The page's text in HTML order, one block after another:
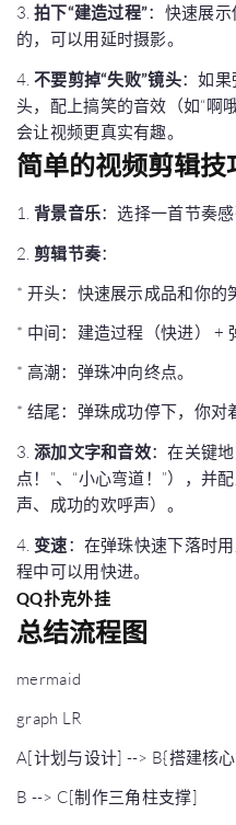
3. 拍下“建造过程”：快速展
的，可以用延时摄影。
4. 不要剪掉“失败”镜头：如果
头，配上搞笑的音效（如“啊
会让视频更真实有趣。
简单的视频剪辑技
1. 背景音乐：选择一首节奏
2. 剪辑节奏：
* 开头：快速展示成品和你的
* 中间：建造过程（快进） +
* 高潮：弹珠冲向终点。
* 结尾：弹珠成功停下，你对
3. 添加文字和音效：在关键
点！”、“小心弯道！”），并
声、成功的欢呼声）。
4. 变速：在弹珠快速下落时
程中可以用快进。
QQ扑克外挂
总结流程图
mermaid
graph LR
A[计划与设计] --> B{搭建核
B --> C[制作三角柱支撑]